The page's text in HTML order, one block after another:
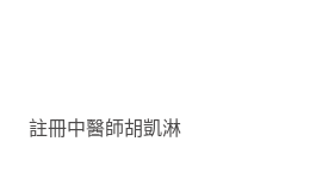
註冊中醫師胡凱淋